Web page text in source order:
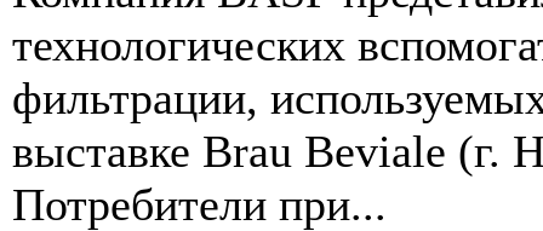
технологических
фильтрации,
выставке Brau Beviale (г.
Потребители при...